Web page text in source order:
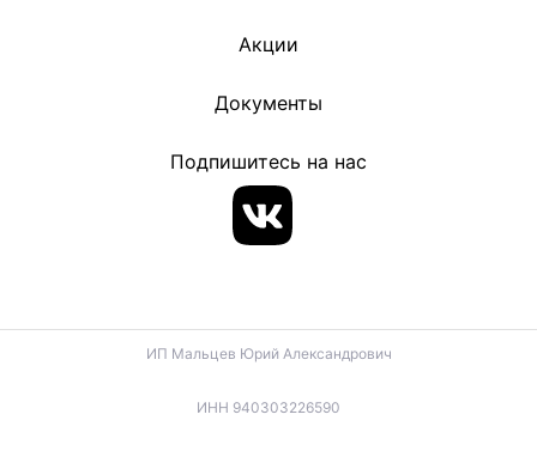
Акции
Документы
Подпишитесь на нас
ИП Мальцев Юрий Александрович
ИНН 940303226590